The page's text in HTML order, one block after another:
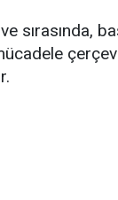
sırasında,